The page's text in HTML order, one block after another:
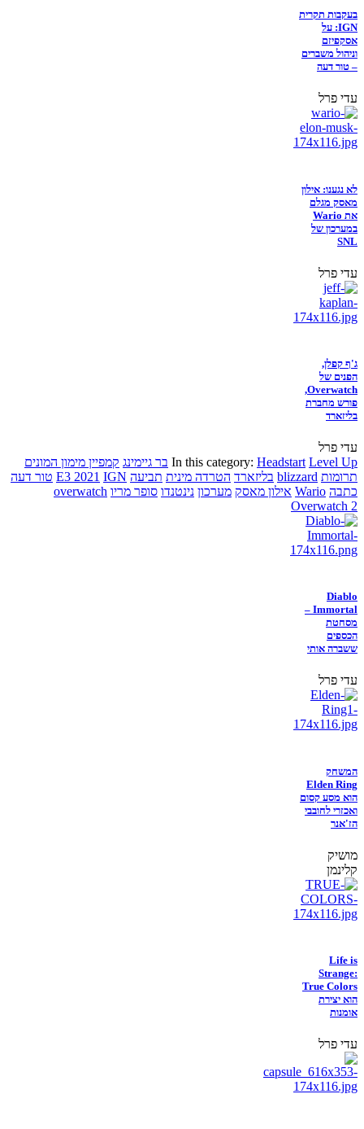
בעקבות תקרית
IGN: על
אסקפיזם
וניהול משברים
– טור דעה
עדי פרל
לא נגענו: אילון
מאסק מגלם
את Wario
במערכון של
SNL
עדי פרל
ג'ף קפלן,
הפנים של
Overwatch,
פורש מחברת
בליזארד
עדי פרל
In this category: Headstart Level Up בר גיימינג קמפיין מימון המונים
תרומות blizzard בליזארד הטרדה מינית תביעה E3 2021 IGN
טור דעה
כתבה Wario אילון מאסק מערכון נינטנדו סופר מריו overwatch
Overwatch 2
Diablo
Immortal –
מסחטת
הכספים
ששברה אותי
עדי פרל
המשחק
Elden Ring
הוא מסע קסום
ואכזרי לחובבי
הז'אנר
מושיק
קלינמן
Life is
Strange:
True Colors
הוא יצירת
אומנות
עדי פרל